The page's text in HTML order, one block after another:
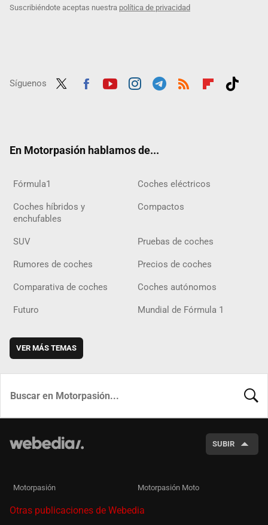
Suscribiéndote aceptas nuestra política de privacidad
Síguenos
En Motorpasión hablamos de...
Fórmula1 Coches eléctricos
Coches híbridos y
enchufables
Compactos
SUV Pruebas de coches
Rumores de coches Precios de coches
Comparativa de coches Coches autónomos
Futuro Mundial de Fórmula 1
VER MÁS TEMAS
SUBIR
Motorpasión Motorpasión Moto
Otras publicaciones de Webedia